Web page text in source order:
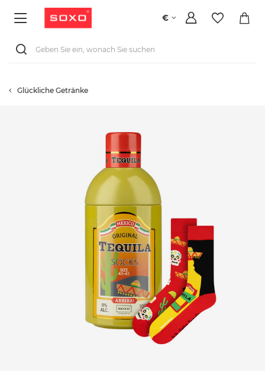
€
Glückliche Getränke